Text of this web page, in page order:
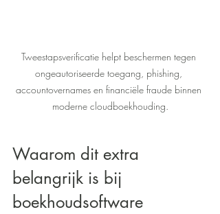
Tweestapsverificatie helpt beschermen tegen
ongeautoriseerde toegang, phishing,
accountovernames en financiële fraude binnen
moderne cloudboekhouding.
Waarom dit extra
belangrijk is bij
boekhoudsoftware